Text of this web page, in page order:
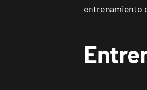
entrenamiento